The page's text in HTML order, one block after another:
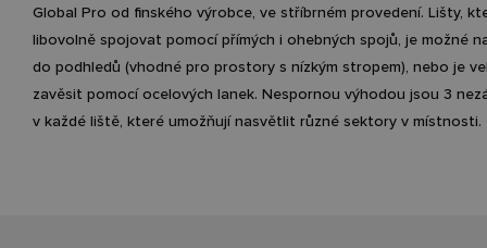
Global Pro od finského výrobce, ve stříbrném provedení. Lišty,
libovolně spojovat pomocí přímých i ohebných spojů, je možné
do podhledů (vhodné pro prostory s nízkým stropem), nebo je
zavěsit pomocí ocelových lanek. Nespornou výhodou jsou 3
v každé liště, které umožňují nasvětlit různé sektory v místnosti.